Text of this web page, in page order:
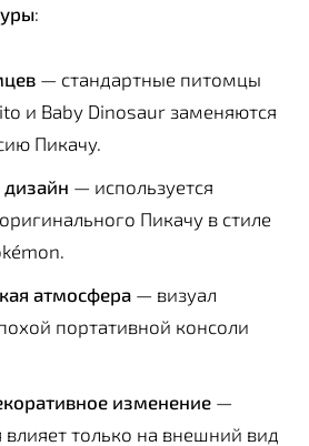
:
— стандартные питомцы
и Baby Dinosaur заменяются
Пикачу.
дизайн — используется
Пикачу в стиле
атмосфера — визуал
портативной консоли
изменение —
только на внешний вид